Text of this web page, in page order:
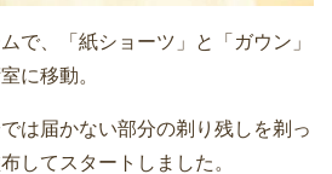
で、「紙ショーツ」と「ガウン」
に移動。
は届かない部分の剃り残しを剃っ
してスタートしました。